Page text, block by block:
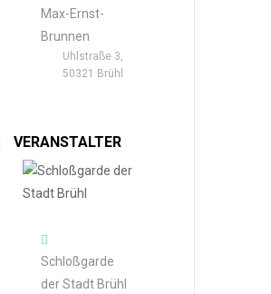
Max-Ernst-
Brunnen
Uhlstraße 3,
50321 Brühl
VERANSTALTER
Schloßgarde
der Stadt Brühl